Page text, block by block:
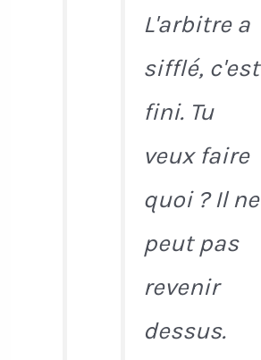
L'arbitre a
sifflé, c'est
fini. Tu
veux faire
quoi ? Il ne
peut pas
revenir
dessus.